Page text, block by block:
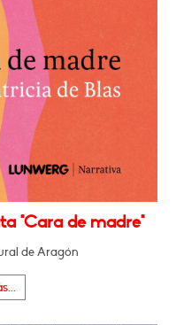
"Cara de madre"
de Aragón